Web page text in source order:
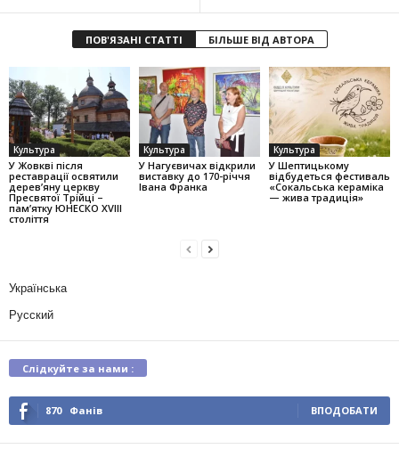
ПОВ'ЯЗАНІ СТАТТІ БІЛЬШЕ ВІД АВТОРА
Культура
У Жовкві після
реставрації освятили
дерев’яну церкву
Пресвятої Трійці –
пам’ятку ЮНЕСКО XVIII
століття
Культура
У Нагуєвичах відкрили
виставку до 170-річчя
Івана Франка
Культура
У Шептицькому
відбудеться фестиваль
«Сокальська кераміка
— жива традиція»
Українська
Русский
Слідкуйте за нами :
870 Фанів ВПОДОБАТИ